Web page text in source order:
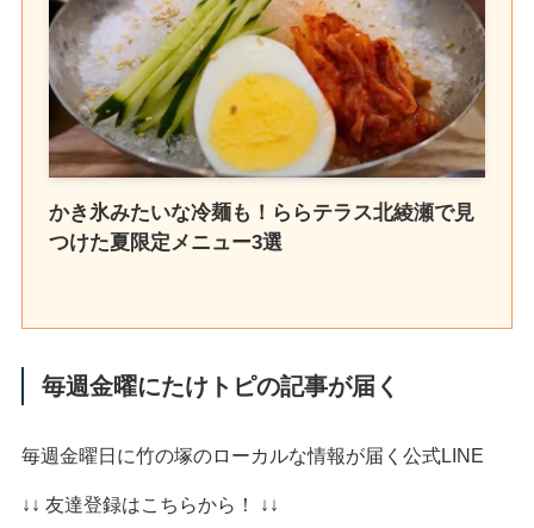
かき氷みたいな冷麺も！ららテラス北綾瀬で見
つけた夏限定メニュー3選
毎週金曜にたけトピの記事が届く
毎週金曜日に竹の塚のローカルな情報が届く公式LINE
↓↓ 友達登録はこちらから！ ↓↓